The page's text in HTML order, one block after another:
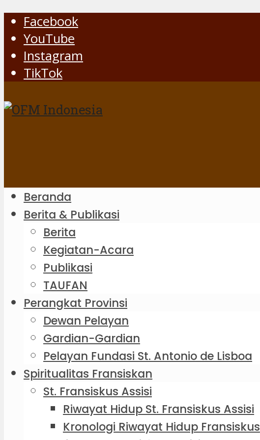
Facebook
YouTube
Instagram
TikTok
Beranda
Berita & Publikasi
Berita
Kegiatan-Acara
Publikasi
TAUFAN
Perangkat Provinsi
Dewan Pelayan
Gardian-Gardian
Pelayan Fundasi St. Antonio de Lisboa
Spiritualitas Fransiskan
St. Fransiskus Assisi
Riwayat Hidup St. Fransiskus Assisi
Kronologi Riwayat Hidup Fransiskus